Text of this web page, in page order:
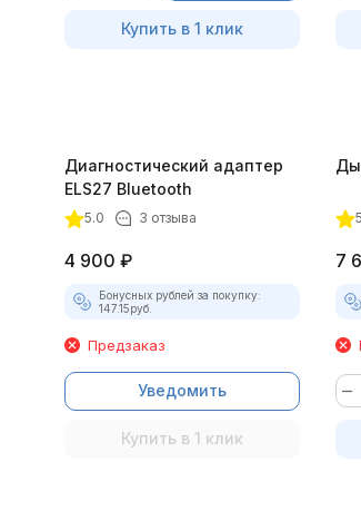
Купить в 1 клик
Диагностический адаптер
ELS27 Bluetooth
5.0 3 отзыва
4 900 ₽
Бонусных рублей за покупку:
147.15руб.
Предзаказ
Уведомить
Купить в 1 клик
7